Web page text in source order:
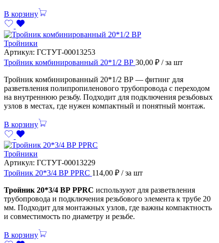
В корзину
Тройники
Артикул: ГСТУТ-00013253
Тройник комбинированный 20*1/2 ВР 30,00 ₽ / за шт
Тройник комбинированный 20*1/2 ВР — фитинг для
разветвления полипропиленового трубопровода с переходом
на внутреннюю резьбу. Подходит для подключения резьбовых
узлов в местах, где нужен компактный и понятный монтаж.
В корзину
Тройники
Артикул: ГСТУТ-00013229
Тройник 20*3/4 ВР PPRC 114,00 ₽ / за шт
Тройник 20*3/4 ВР PPRC используют для разветвления
трубопровода и подключения резьбового элемента к трубе 20
мм. Подходит для монтажных узлов, где важны компактность
и совместимость по диаметру и резьбе.
В корзину